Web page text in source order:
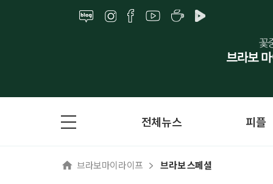
전체뉴스 피플
브라보마이라이프 브라보 스페셜